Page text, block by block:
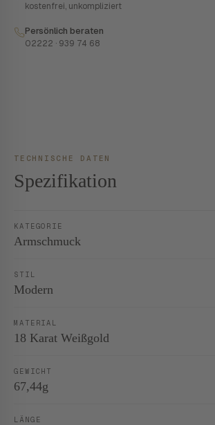
kostenfrei, unkompliziert
Persönlich beraten
02222 · 939 74 68
TECHNISCHE DATEN
Spezifikation
KATEGORIE
Armschmuck
STIL
Modern
MATERIAL
18 Karat Weißgold
GEWICHT
67,44g
LÄNGE